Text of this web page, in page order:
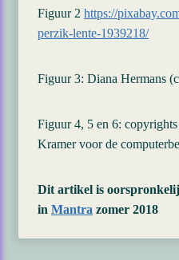
Figuur 2 https://
perzik-lente-1939218/
Figuur 3: Diana Hermans
Figuur 4, 5 en 6:
Kramer voor de
Dit artikel is
in Mantra zomer 2018